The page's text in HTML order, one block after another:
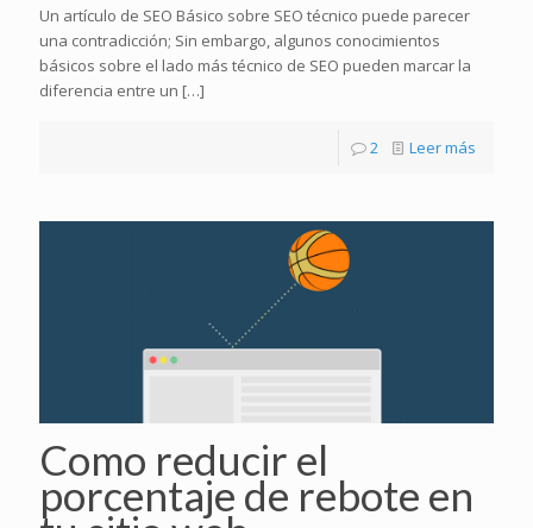
Un artículo de SEO Básico sobre SEO técnico puede parecer
una contradicción; Sin embargo, algunos conocimientos
básicos sobre el lado más técnico de SEO pueden marcar la
diferencia entre un […]
2 Leer más
Como reducir el
porcentaje de rebote en